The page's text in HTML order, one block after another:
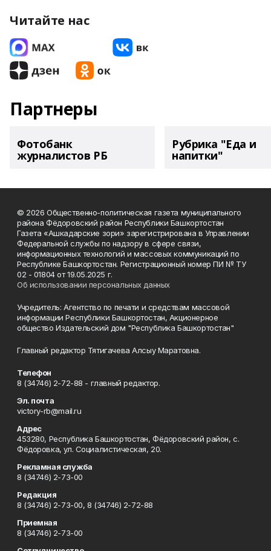
Читайте нас
Партнеры
Фотобанк
журналистов РБ
Рубрика "Еда и
напитки"
© 2026 Общественно-политическая газета муниципального
района Фёдоровский район Республики Башкортостан
Газета «Ашкадарские зори» зарегистрирована в Управлении
Федеральной службы по надзору в сфере связи,
информационных технологий и массовых коммуникаций по
Республике Башкортостан. Регистрационный номер ПИ № ТУ
02 - 01804 от 19.05.2025 г.
Об использовании персональных данных
Учредитель: Агентство по печати и средствам массовой
информации Республики Башкортостан, Акционерное
общество Издательский дом "Республика Башкортостан"
Главный редактор Тятигачева Алсыу Маратовна.
Телефон
8 (34746) 2-72-88 - главный редактор.
Эл. почта
victory-rb@mail.ru
Адрес
453280, Республика Башкортостан, Фёдоровский район, с.
Фёдоровка, ул. Социалистическая, 20.
Рекламная служба
8 (34746) 2-73-00
Редакция
8 (34746) 2-73-00, 8 (34746) 2-72-88
Приемная
8 (34746) 2-73-00